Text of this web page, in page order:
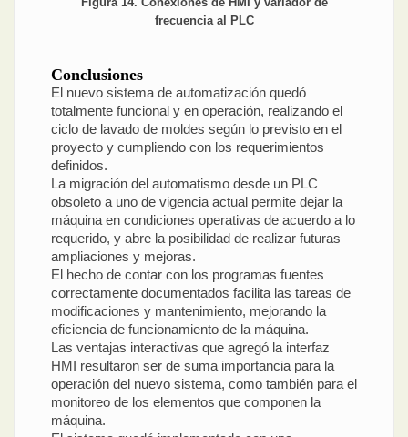
frecuencia al PLC
Conclusiones
El nuevo sistema de automatización quedó
totalmente funcional y en operación, realizando el
ciclo de lavado de moldes según lo previsto en el
proyecto y cumpliendo con los requerimientos
definidos.
La migración del automatismo desde un PLC
obsoleto a uno de vigencia actual permite dejar la
máquina en condiciones operativas de acuerdo a lo
requerido, y abre la posibilidad de realizar futuras
ampliaciones y mejoras.
El hecho de contar con los programas fuentes
correctamente documentados facilita las tareas de
modificaciones y mantenimiento, mejorando la
eficiencia de funcionamiento de la máquina.
Las ventajas interactivas que agregó la interfaz
HMI resultaron ser de suma importancia para la
operación del nuevo sistema, como también para el
monitoreo de los elementos que componen la
máquina.